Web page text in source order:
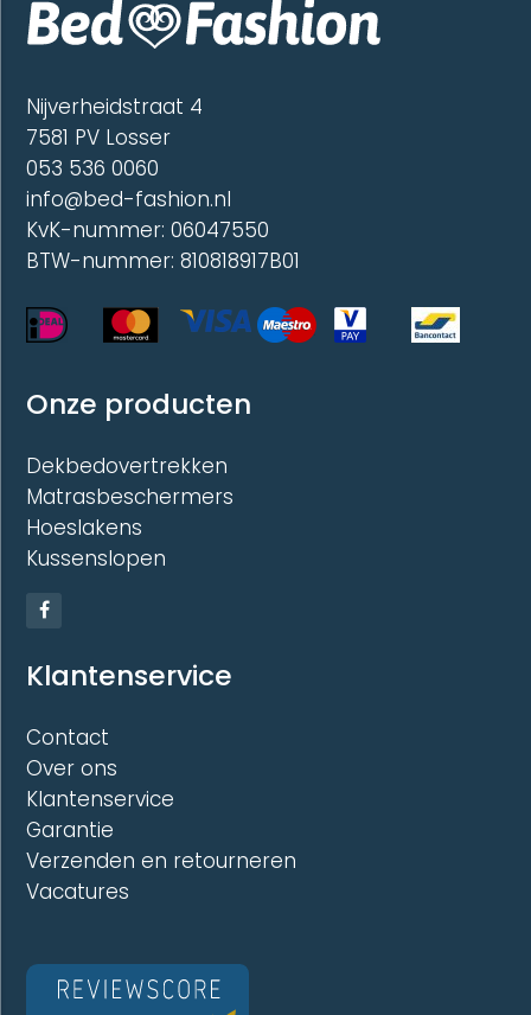
gekozen
worden
Nijverheidstraat 4
7581 PV Losser
053 536 0060
info@bed-fashion.nl
KvK-nummer: 06047550
BTW-nummer: 810818917B01
Onze producten
Dekbedovertrekken
Matrasbeschermers
Hoeslakens
Kussenslopen
Klantenservice
Contact
Over ons
Klantenservice
Garantie
Verzenden en retourneren
Vacatures